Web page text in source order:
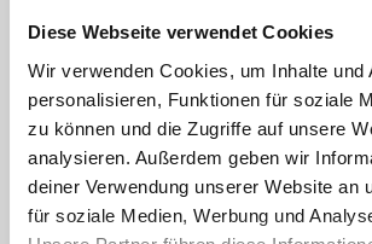
Diese Webseite verwendet Cookies
Wir verwenden Cookies, um Inhalte und
personalisieren, Funktionen für soziale
zu können und die Zugriffe auf unsere
analysieren. Außerdem geben wir
deiner Verwendung unserer Website an
für soziale Medien, Werbung und
~
KLETTERWALD
Nahe des Hotel-Restaurants
bietet dir der Kletterwald Marburg in
absoluten Spaß für Groß und Klein,